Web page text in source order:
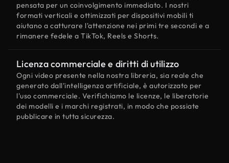
pensata per un coinvolgimento immediato. I nostri
formati verticali e ottimizzati per dispositivi mobili ti
aiutano a catturare l'attenzione nei primi tre secondi e a
rimanere fedele a TikTok, Reels e Shorts.
Licenza commerciale e diritti di utilizzo
Ogni video presente nella nostra libreria, sia reale che
generato dall'intelligenza artificiale, è autorizzato per
l'uso commerciale. Verifichiamo le licenze, le liberatorie
dei modelli e i marchi registrati, in modo che possiate
pubblicare in tutta sicurezza.